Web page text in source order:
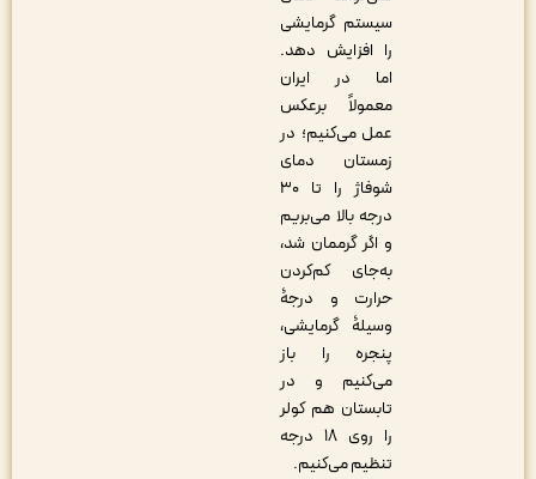
سیستم گرمایشی
را افزایش دهد.
اما در ایران
معمولاً برعکس
عمل می‌کنیم؛ در
زمستان دمای
شوفاژ را تا ۳۰
درجه بالا می‌بریم
و اگر گرممان شد،
به‌جای کم‌کردن
حرارت و درجۀ
وسیلۀ گرمایشی،
پنجره را باز
می‌کنیم و در
تابستان هم کولر
را روی ۱۸ درجه
تنظیم می‌کنیم.